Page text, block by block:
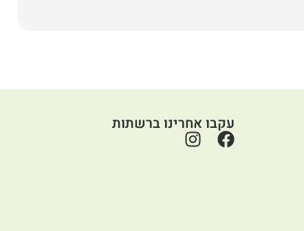
עקבו אחרינו ברשתות